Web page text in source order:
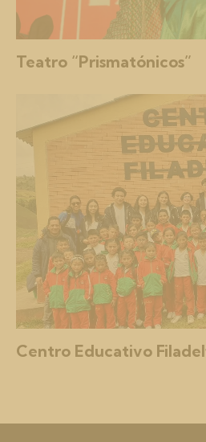
Teatro “Prismatónicos”
Centro Educativo